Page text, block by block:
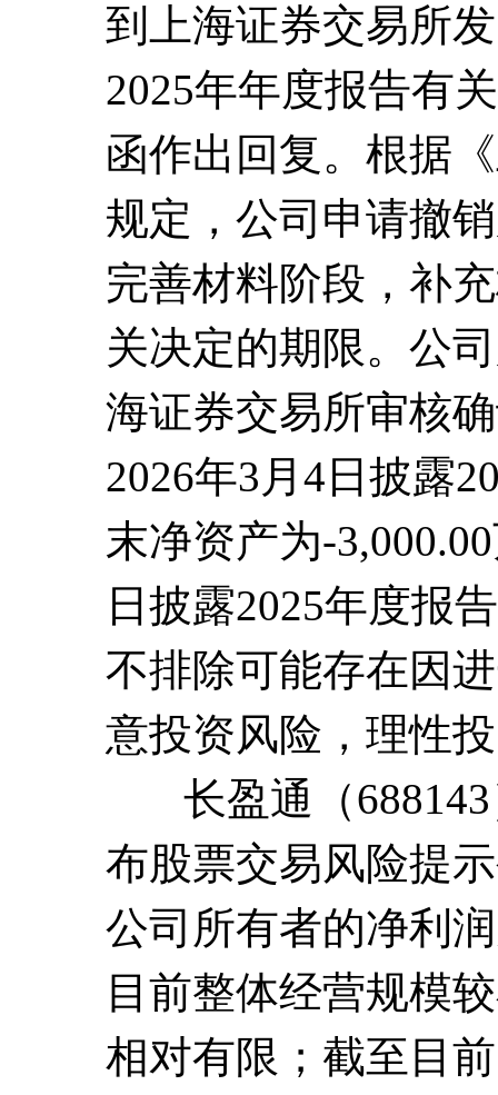
到上海证券交易所
2025年年度报告有
函作出回复。根据
规定，公司申请撤
完善材料阶段，补
关决定的期限。公
海证券交易所审核
2026年3月4日披露
末净资产为-
日披露2025年度报
不排除可能存在因
意投资风险，理性
长盈通（688143
布股票交易风险提
公司所有者的净利
目前整体经营规模
相对有限；截至目